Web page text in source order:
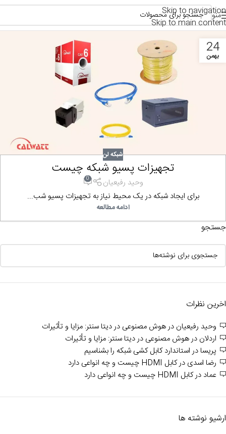
Skip to navigation
Skip to main content
منو
24
بهمن
شبکه لن
تجهیزات پسیو شبکه چیست
وحید رفیعیان 0
برای ایجاد شبکه در یک محیط نیاز به تجهیزات پسیو شب...
ادامه مطالعه
جستجو
اخرین نظرات
وحید رفیعیان درهوش مصنوعی در دیتا سنتر: مزایا و تأثیرات
اردلان درهوش مصنوعی در دیتا سنتر: مزایا و تأثیرات
پریسادراستاندارد کابل کشی شبکه را بشناسیم
رضا اسدی درکابل HDMI چیست و چه انواعی دارد
عماد درکابل HDMI چیست و چه انواعی دارد
ارشیو نوشته ها